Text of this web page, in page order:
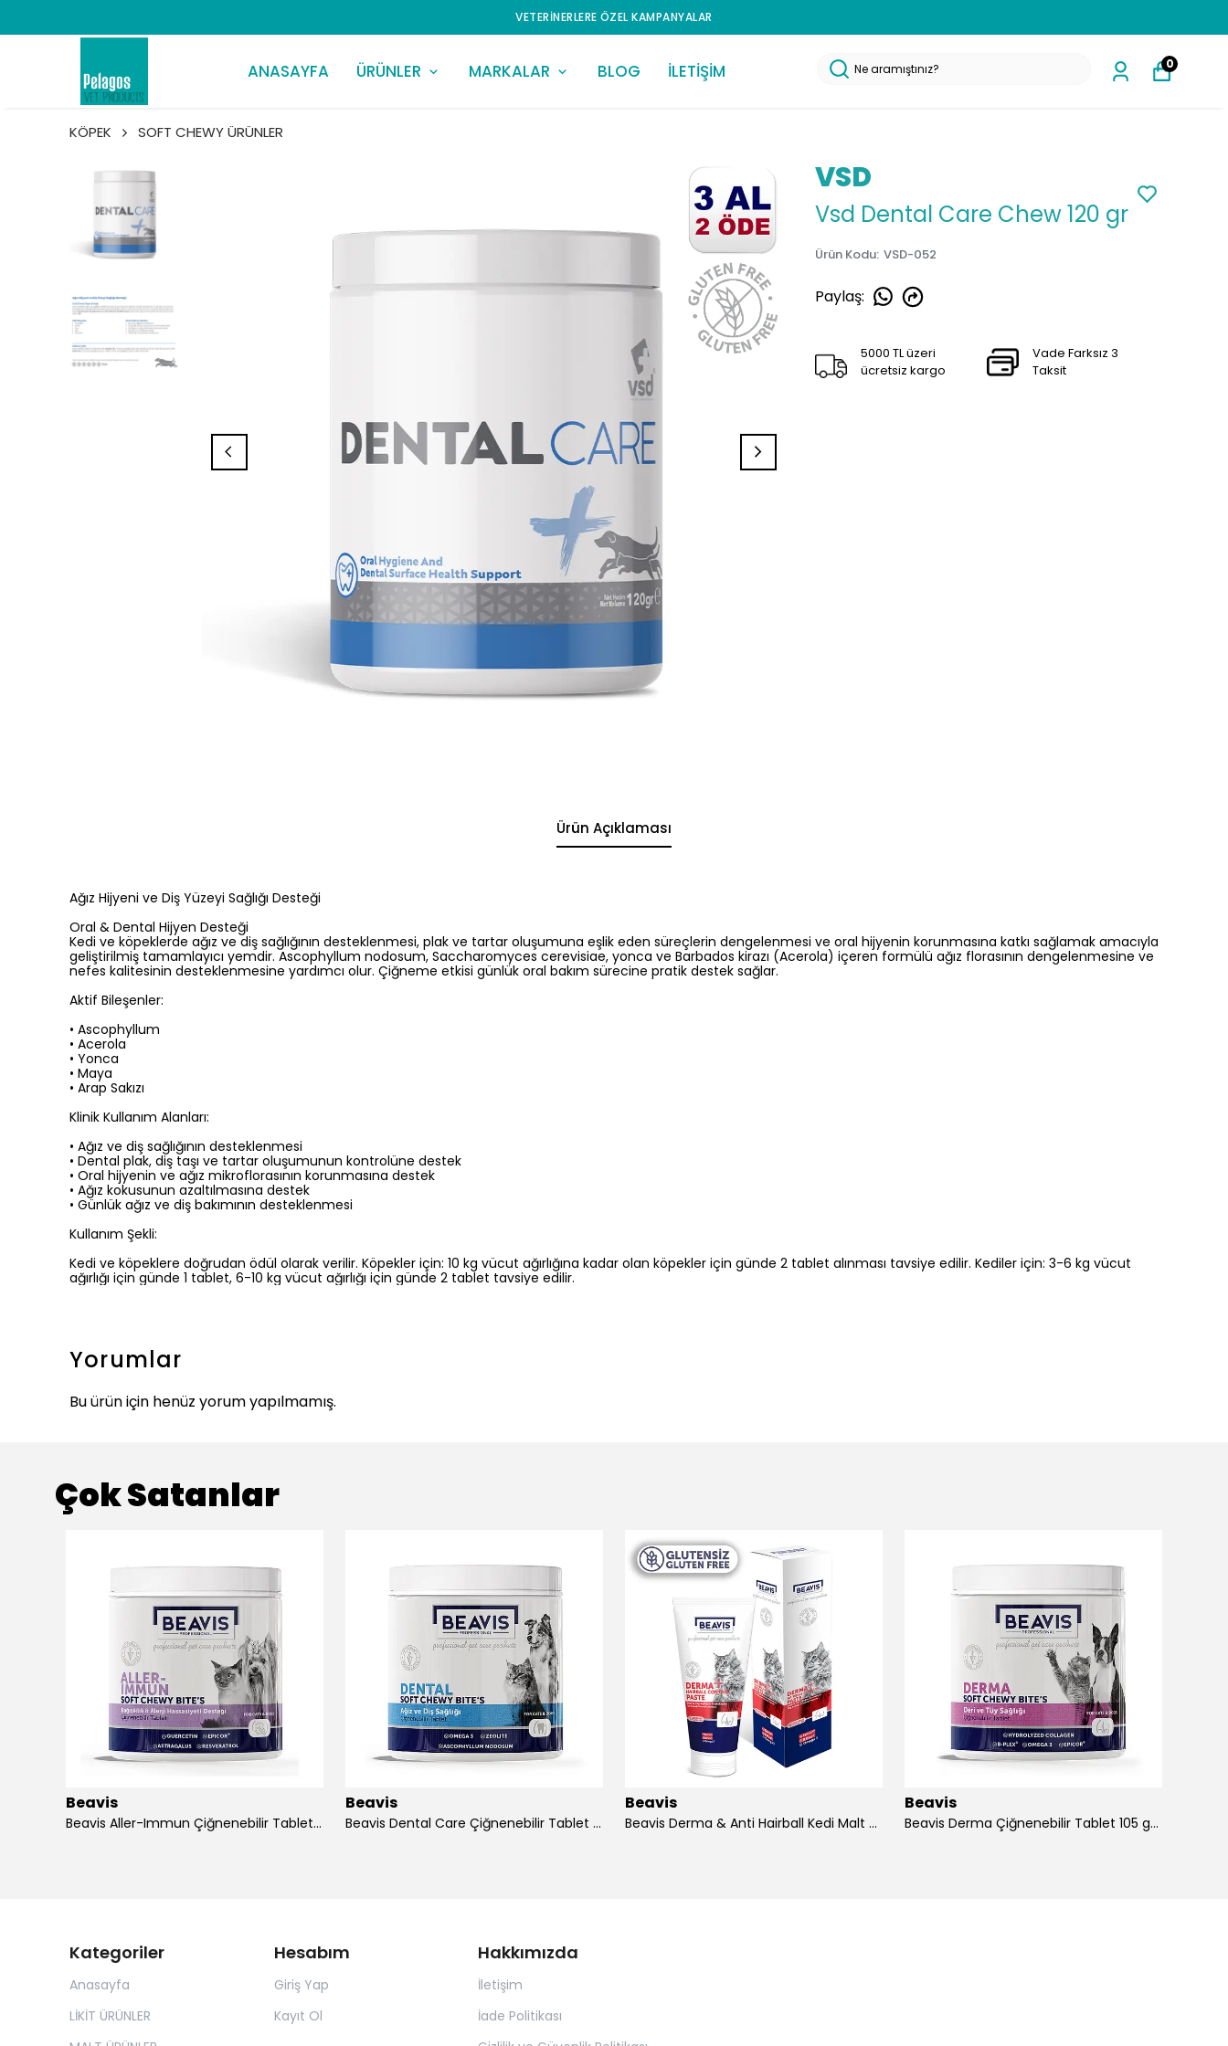
VETERINERLERE ÖZEL KAMPANYALAR
ANASAYFA ÜRÜNLER MARKALAR BLOG İLETİŞİM 0
KÖPEK SOFT CHEWY ÜRÜNLER
VSD
Vsd Dental Care Chew 120 gr
Ürün Kodu: VSD-052
Paylaş:
5000 TL üzeri
ücretsiz kargo
Vade Farksız 3
Taksit
Ürün Açıklaması
Ağız Hijyeni ve Diş Yüzeyi Sağlığı Desteği
Oral & Dental Hijyen Desteği
Kedi ve köpeklerde ağız ve diş sağlığının desteklenmesi, plak ve tartar oluşumuna eşlik eden süreçlerin dengelenmesi ve oral hijyenin korunmasına katkı sağlamak amacıyla
geliştirilmiş tamamlayıcı yemdir. Ascophyllum nodosum, Saccharomyces cerevisiae, yonca ve Barbados kirazı (Acerola) içeren formülü ağız florasının dengelenmesine ve
nefes kalitesinin desteklenmesine yardımcı olur. Çiğneme etkisi günlük oral bakım sürecine pratik destek sağlar.
Aktif Bileşenler:
• Ascophyllum
• Acerola
• Yonca
• Maya
• Arap Sakızı
Klinik Kullanım Alanları:
• Ağız ve diş sağlığının desteklenmesi
• Dental plak, diş taşı ve tartar oluşumunun kontrolüne destek
• Oral hijyenin ve ağız mikroflorasının korunmasına destek
• Ağız kokusunun azaltılmasına destek
• Günlük ağız ve diş bakımının desteklenmesi
Kullanım Şekli:
Kedi ve köpeklere doğrudan ödül olarak verilir. Köpekler için: 10 kg vücut ağırlığına kadar olan köpekler için günde 2 tablet alınması tavsiye edilir. Kediler için: 3-6 kg vücut
ağırlığı için günde 1 tablet, 6-10 kg vücut ağırlığı için günde 2 tablet tavsiye edilir.
Yorumlar
Bu ürün için henüz yorum yapılmamış.
Çok Satanlar
Beavis
Beavis Aller-Immun Çiğnenebilir Tablet 105 gr - 3 Adet
Beavis
Beavis Dental Care Çiğnenebilir Tablet 105 gr - 3 Adet
Beavis
Beavis Derma & Anti Hairball Kedi Malt Paste Glutensiz 75 ml - 6 Adet
Beavis
Beavis Derma Çiğnenebilir Tablet 105 gr - 3 Adet
Kategoriler
Anasayfa
LİKİT ÜRÜNLER
Hesabım
Giriş Yap
Kayıt Ol
Hakkımızda
İletişim
İade Politikası